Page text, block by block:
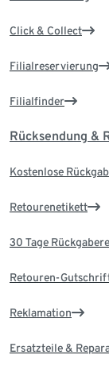
Click & Collect
Filialreservierung
Filialfinder
Rücksendung &
Kostenlose
Retourenetikett
30 Tage
Retouren-
Reklamation
Ersatzteile &